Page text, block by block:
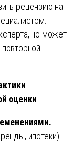
рецензию на
но может
оценки
ипотеки)